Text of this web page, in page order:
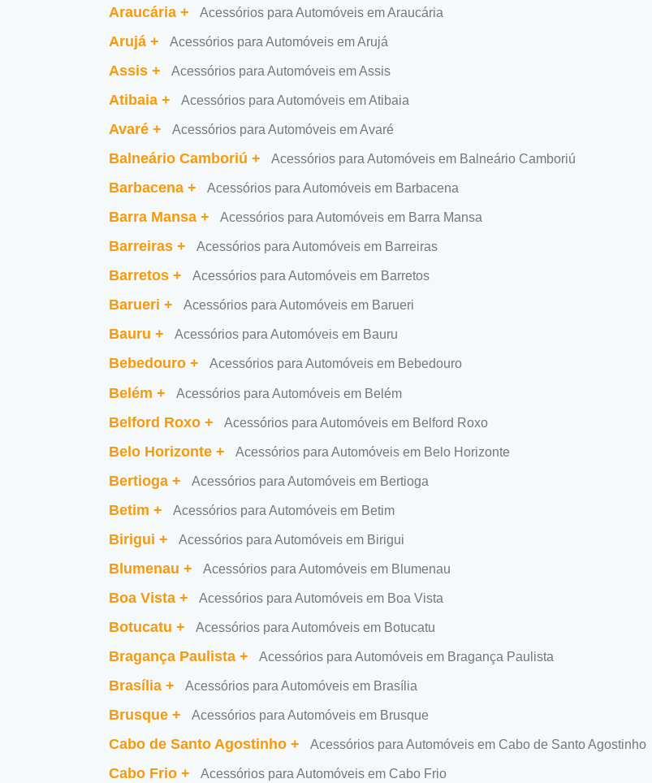
Araucária + Acessórios para Automóveis em Araucária
Arujá + Acessórios para Automóveis em Arujá
Assis + Acessórios para Automóveis em Assis
Atibaia + Acessórios para Automóveis em Atibaia
Avaré + Acessórios para Automóveis em Avaré
Balneário Camboriú + Acessórios para Automóveis em Balneário Camboriú
Barbacena + Acessórios para Automóveis em Barbacena
Barra Mansa + Acessórios para Automóveis em Barra Mansa
Barreiras + Acessórios para Automóveis em Barreiras
Barretos + Acessórios para Automóveis em Barretos
Barueri + Acessórios para Automóveis em Barueri
Bauru + Acessórios para Automóveis em Bauru
Bebedouro + Acessórios para Automóveis em Bebedouro
Belém + Acessórios para Automóveis em Belém
Belford Roxo + Acessórios para Automóveis em Belford Roxo
Belo Horizonte + Acessórios para Automóveis em Belo Horizonte
Bertioga + Acessórios para Automóveis em Bertioga
Betim + Acessórios para Automóveis em Betim
Birigui + Acessórios para Automóveis em Birigui
Blumenau + Acessórios para Automóveis em Blumenau
Boa Vista + Acessórios para Automóveis em Boa Vista
Botucatu + Acessórios para Automóveis em Botucatu
Bragança Paulista + Acessórios para Automóveis em Bragança Paulista
Brasília + Acessórios para Automóveis em Brasília
Brusque + Acessórios para Automóveis em Brusque
Cabo de Santo Agostinho + Acessórios para Automóveis em Cabo de Santo Agostinho
Cabo Frio + Acessórios para Automóveis em Cabo Frio